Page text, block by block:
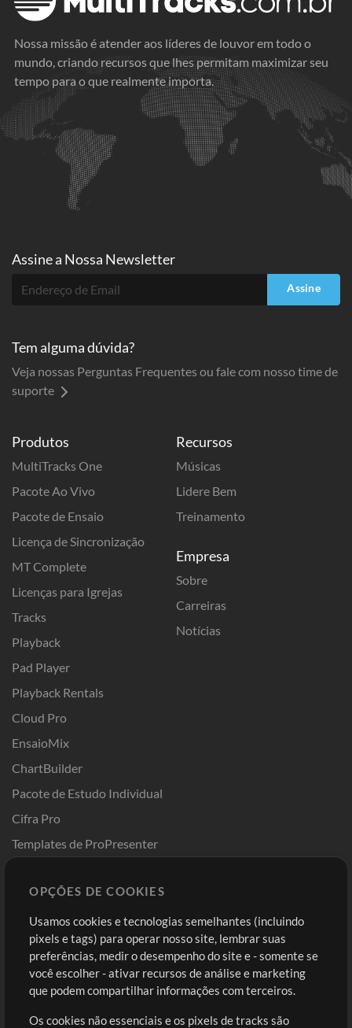
Nossa missão é atender aos líderes de louvor em todo o
mundo, criando recursos que lhes permitam maximizar seu
tempo para o que realmente importa.
Produtos
MultiTracks One
Pacote Ao Vivo
Pacote de Ensaio
Licença de Sincronização
MT Complete
Licenças para Igrejas
Tracks
Playback
Pad Player
Playback Rentals
Cloud Pro
EnsaioMix
ChartBuilder
Pacote de Estudo Individual
Cifra Pro
Templates de ProPresenter
Recursos
Músicas
Lidere Bem
Treinamento
Empresa
Sobre
Carreiras
Notícias
Comprar Créditos
Conteúdo Grátis
Solicite uma Música
Extras
Entre
Cadastre-se
Ir ao carrinho
Assine a Nossa Newsletter
Assine
Tem alguma dúvida?
Veja nossas Perguntas Frequentes ou fale com nosso time de
suporte
OPÇÕES DE COOKIES
Usamos cookies e tecnologias semelhantes (incluindo
pixels e tags) para operar nosso site, lembrar suas
preferências, medir o desempenho do site e - somente se
você escolher - ativar recursos de análise e marketing
que podem compartilhar informações com terceiros.
Os cookies não essenciais e os pixels de tracks são